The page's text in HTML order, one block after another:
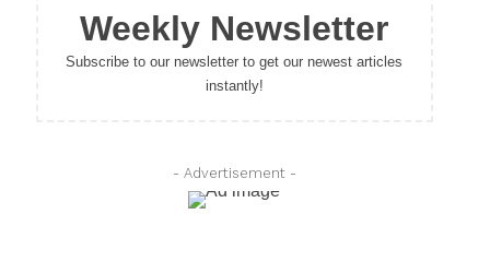
Weekly Newsletter
Subscribe to our newsletter to get our newest articles
instantly!
- Advertisement -